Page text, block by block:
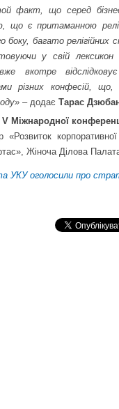
факт, що серед
що є притаманною
боку, багато
у свій
вкотре
різних конфесій,
– додає Тарас
V Міжнародної
корпоративної
Жіноча Ділова
УКУ оголосили про